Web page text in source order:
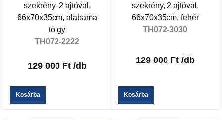
szekrény, 2 ajtóval,
66x70x35cm, alabama
tölgy
TH072-2222
129 000 Ft /db
Kosárba
szekrény, 2 ajtóval,
66x70x35cm, fehér
TH072-3030
129 000 Ft /db
Kosárba